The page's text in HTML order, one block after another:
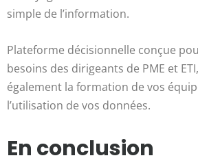
simple de l’information.
Plateforme décisionnelle conçue
besoins des dirigeants de PME et
également la formation de vos
l’utilisation de vos données.
En conclusion